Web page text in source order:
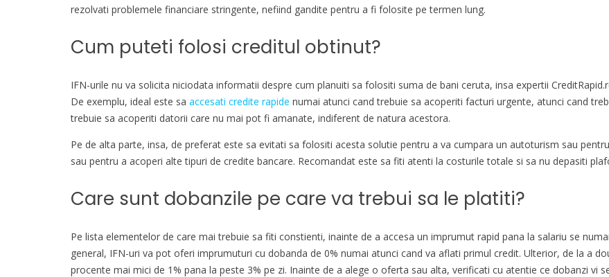
rezolvati problemele financiare stringente, nefiind gandite pentru a fi folosite pe termen lung.
Cum puteti folosi creditul obtinut?
IFN-urile nu va solicita niciodata informatii despre cum planuiti sa folositi suma de bani ceruta, insa expertii
De exemplu, ideal este sa accesati credite rapide numai atunci cand trebuie sa acoperiti facturi urgente, atunci cand
trebuie sa acoperiti datorii care nu mai pot fi amanate, indiferent de natura acestora.
Pe de alta parte, insa, de preferat este sa evitati sa folositi acesta solutie pentru a va cumpara un autoturism sau
sau pentru a acoperi alte tipuri de credite bancare. Recomandat este sa fiti atenti la costurile totale si sa nu depasiti
Care sunt dobanzile pe care va trebui sa le platiti?
Pe lista elementelor de care mai trebuie sa fiti constienti, inainte de a accesa un imprumut rapid pana la salariu se
general, IFN-uri va pot oferi imprumuturi cu dobanda de 0% numai atunci cand va aflati primul credit. Ulterior, de la a
procente mai mici de 1% pana la peste 3% pe zi. Inainte de a alege o oferta sau alta, verificati cu atentie ce dobanzi vi